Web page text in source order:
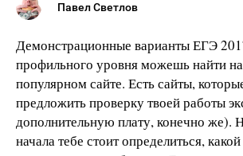
Павел Светлов
Демонстрационные варианты ЕГЭ
профильного уровня можешь найти
популярном сайте. Есть сайты,
предложить проверку твоей работы
дополнительную плату, конечно же).
начала тебе стоит определиться,